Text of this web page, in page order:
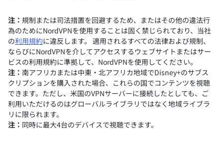
注： 規制または司法措置を回避するため、またはその他の違法行
為のためにNordVPNを使用することは固く禁じられており、当社
の利用規約に違反します。 適用されるすべての法律および規制、
ならびにNordVPNを介してアクセスするウェブサイトまたはサー
ビスの利用規約に準拠して、NordVPNを使用してください。
注： 南アフリカまたは中東・北アフリカ地域でDisney+のサブス
クリプションを購入された場合、これらの国でコンテンツを視聴
できます。ただし、米国のVPNサーバーに接続したとしても、ご
利用いただけるのはグローバルライブラリではなく地域ライブラ
リに限られます。
注： 同時に最大4台のデバイスで視聴できます。